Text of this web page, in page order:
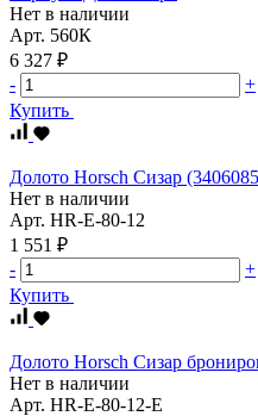
Нет в наличии
Арт. 560К
6 327 ₽
-
+
Купить
Долото Horsch Сизар
Нет в наличии
Арт. HR-E-80-12
1 551 ₽
-
+
Купить
Долото Horsch Сизар
Нет в наличии
Арт. HR-E-80-12-E